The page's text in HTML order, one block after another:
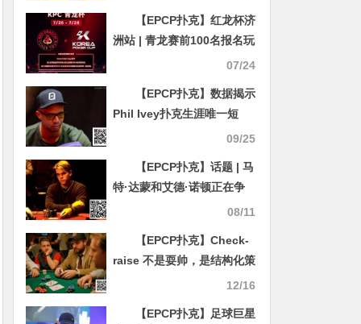
【EPCP扑克】红龙杯济
洲站 | 青龙赛前100名报名玩
家将额外获得红龙T-shirt一
07/24
【EPCP扑克】数据揭示
Phil Ivey扑克生涯唯一短
板：电视及直播常规桌累计
09/25
【EPCP扑克】话题 | 马
特·达蒙和艾德·诺顿正在争
取拍摄《赌王之王》续集08/11
【EPCP扑克】Check-
raise 不是耍帅，是结构化策
12/16
【EPCP扑克】足球巨星